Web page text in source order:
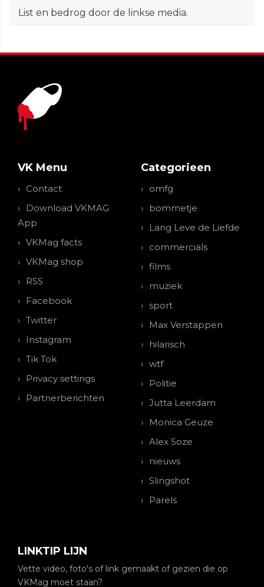
List en bedrog door de linkse media.
VK Menu
Contact
Download VKMAG
App
VKMag facts
VKMag shop
RSS
Facebook
Twitter
Instagram
Tik Tok
Privacy settings
Partnerberichten
Categorieen
omfg
bommetje
Lang Leve de Liefde
commercials
films
muziek
sport
Max Verstappen
hilarisch
wtf
Politie
Jutta Leerdam
Monica Geuze
Alex Soze
nieuws
Slingshot
Parels
LINKTIP LIJN
Vette video, foto's of link gemaakt of gezien die op
VKMag moet staan?